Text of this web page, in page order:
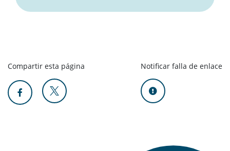
Compartir esta página Notificar falla de enlace